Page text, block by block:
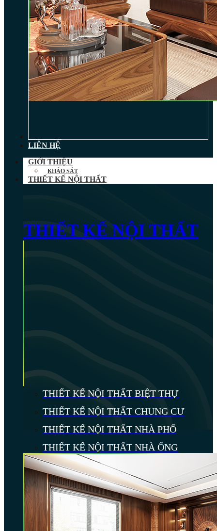
LIÊN HỆ
GIỚI THIỆU
KHẢO SÁT
THIẾT KẾ NỘI THẤT
THIẾT KẾ NỘI THẤT
THIẾT KẾ NỘI THẤT BIỆT THỰ
THIẾT KẾ NỘI THẤT CHUNG CƯ
THIẾT KẾ NỘI THẤT NHÀ PHỐ
THIẾT KẾ NỘI THẤT NHÀ ỐNG